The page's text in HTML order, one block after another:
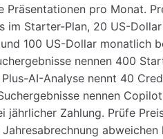
Präsentationen pro Monat.
im Starter-Plan, 20 US-
100 US-Dollar monatlich
nennen 400
AI-Analyse nennt 40
nennen
jährlicher Zahlung. Prüfe
abweichen